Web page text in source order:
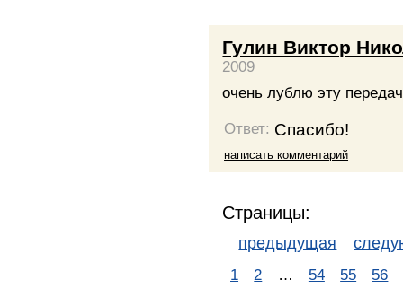
Гулин Виктор
2009
очень лублю эту
Ответ: Спасибо!
написать комментарий
Страницы:
предыдущая
1 2 … 54 55 56